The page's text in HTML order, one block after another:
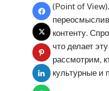
(Point of
контенту.
что делает
рассмотрим,
культурные и